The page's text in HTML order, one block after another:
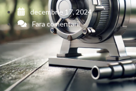
decembrie 17, 2024
Fara comentarii